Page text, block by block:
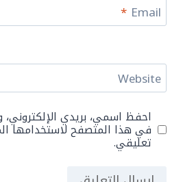
Email
*
Website
احفظ اسمي، بريدي الإلكتروني،
في هذا المتصفح لاستخدامها
تعليقي.